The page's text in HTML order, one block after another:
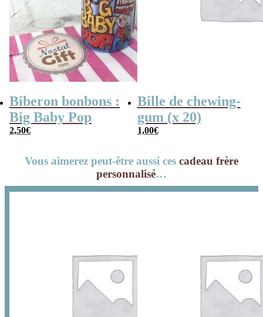
Biberon bonbons :
Big Baby Pop
2,50€
Bille de chewing-
gum (x 20)
1,00€
Vous aimerez peut-être aussi ces cadeau frère
personnalisé…